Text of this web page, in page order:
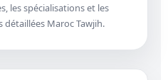
les spécialisations et les
Maroc Tawjih.